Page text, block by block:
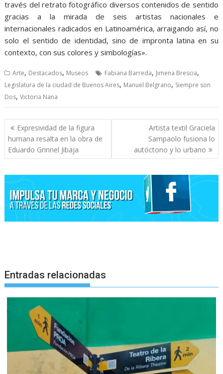
través del retrato fotográfico diversos contenidos de sentido
gracias a la mirada de seis artistas nacionales e
internacionales radicados en Latinoamérica, arraigando así, no
solo el sentido de identidad, sino de impronta latina en su
contexto, con sus colores y simbologías».
Arte, Destacados, Museos Fabiana Barreda, Jimena Brescia,
Legislatura de la ciudad de Buenos Aires, Manuel Belgrano, Siempre son
Dos,Victoria Nana
Navegación
de
entradas
Expresividad de la figura
humana resalta en la obra de
Eduardo Grinnel Jibaja
Artista textil Graciela
Sampaolo fusiona lo
autóctono y lo urbano
Entradas relacionadas